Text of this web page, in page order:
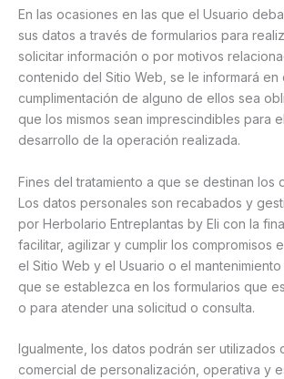
En las ocasiones en las que el Usuario
sus datos a través de formularios para
solicitar información o por motivos
contenido del Sitio Web, se le informará en
cumplimentación de alguno de ellos sea
que los mismos sean imprescindibles para
desarrollo de la operación realizada.
Fines del tratamiento a que se destinan los
Los datos personales son recabados y
por Herbolario Entreplantas by Eli con la
facilitar, agilizar y cumplir los compromisos
el Sitio Web y el Usuario o el
que se establezca en los formularios que
o para atender una solicitud o consulta.
Igualmente, los datos podrán ser utilizados
comercial de personalización, operativa y